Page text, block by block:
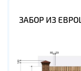
ЗАБОР ИЗ